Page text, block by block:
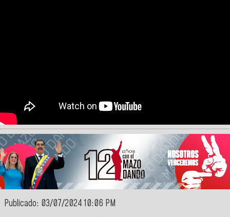
Publicado: 03/07/2024 10:06 PM